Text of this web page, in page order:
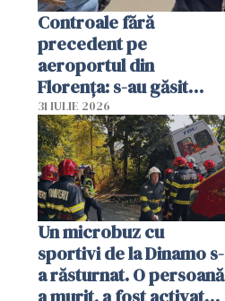
Controale fără
precedent pe
aeroportul din
Florența: s-au găsit
capete de aligator și o
sumă imensă de bani
31 IULIE 2026
Un microbuz cu
sportivi de la Dinamo s-
a răsturnat. O persoană